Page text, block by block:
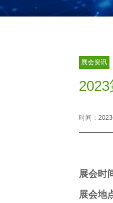
展会资讯
时间：
展会时
展会地